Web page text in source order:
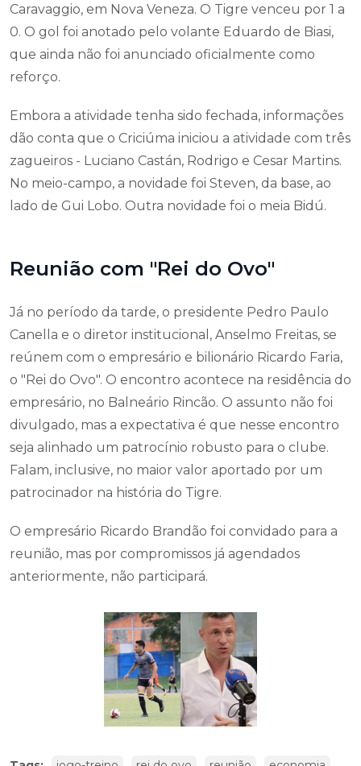
Caravaggio, em Nova Veneza. O Tigre venceu por 1 a
0. O gol foi anotado pelo volante Eduardo de Biasi,
que ainda não foi anunciado oficialmente como
reforço.
Embora a atividade tenha sido fechada, informações
dão conta que o Criciúma iniciou a atividade com três
zagueiros - Luciano Castán, Rodrigo e Cesar Martins.
No meio-campo, a novidade foi Steven, da base, ao
lado de Gui Lobo. Outra novidade foi o meia Bidú.
Reunião com "Rei do Ovo"
Já no período da tarde, o presidente Pedro Paulo
Canella e o diretor institucional, Anselmo Freitas, se
reúnem com o empresário e bilionário Ricardo Faria,
o "Rei do Ovo". O encontro acontece na residência do
empresário, no Balneário Rincão. O assunto não foi
divulgado, mas a expectativa é que nesse encontro
seja alinhado um patrocínio robusto para o clube.
Falam, inclusive, no maior valor aportado por um
patrocinador na história do Tigre.
O empresário Ricardo Brandão foi convidado para a
reunião, mas por compromissos já agendados
anteriormente, não participará.